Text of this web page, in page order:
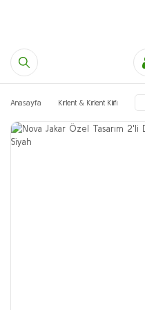
Anasayfa Kırlent & Kırlent Kılıfı